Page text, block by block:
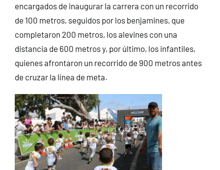
encargados de inaugurar la carrera con un recorrido
de 100 metros, seguidos por los benjamines, que
completaron 200 metros, los alevines con una
distancia de 600 metros y, por último, los infantiles,
quienes afrontaron un recorrido de 900 metros antes
de cruzar la línea de meta.